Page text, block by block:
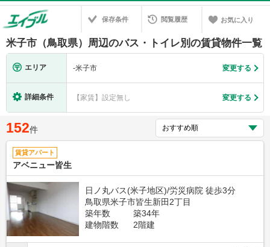
保存条件 閲覧履歴 お気に入り
米子市（鳥取県）周辺のバス・トイレ別の賃貸物件一覧
エリア -米子市 変更する
詳細条件 【家賃】設定無し 変更する
152件
賃貸アパート
アベニュー皆生
日ノ丸バス(米子地区)/労災病院 徒歩3分
鳥取県米子市皆生新田2丁目
築年数
築34年
建物階数
2階建